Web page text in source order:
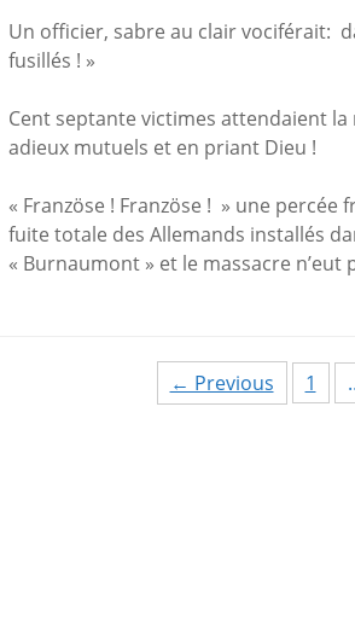
Un officier, sabre au clair vociférait:
fusillés ! »
Cent septante victimes attendaient
adieux mutuels et en priant Dieu !
« Französe ! Französe ! » une percée
fuite totale des Allemands installés
« Burnaumont » et le massacre n’eut
← Previous 1